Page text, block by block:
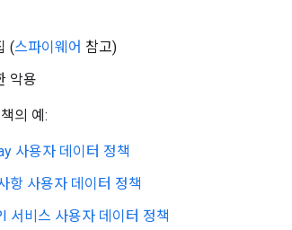
(스파이웨어 참고)
악용
의 예:
사용자 데이터 정책
항 사용자 데이터 정책
서비스 사용자 데이터 정책